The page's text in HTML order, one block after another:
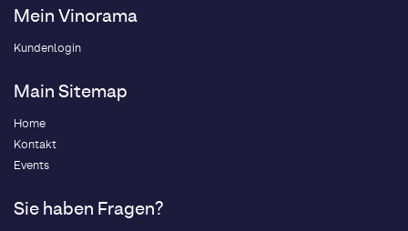
Mein Vinorama
Kundenlogin
Main Sitemap
Home
Kontakt
Events
Sie haben Fragen?